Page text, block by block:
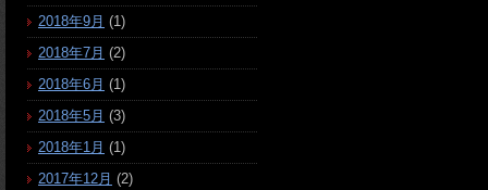
2018年9月 (1)
2018年7月 (2)
2018年6月 (1)
2018年5月 (3)
2018年1月 (1)
2017年12月 (2)